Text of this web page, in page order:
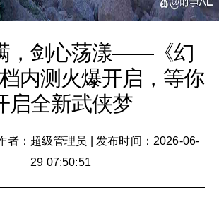
，剑心荡漾——《幻
内测火爆开启，等你
启全新武侠梦
者：超级管理员
发布时间：2026-06-
29 07:50:51